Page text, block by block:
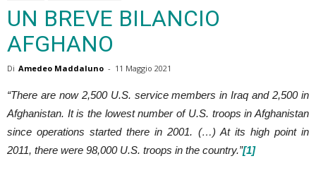
UN BREVE BILANCIO
AFGHANO
Di Amedeo Maddaluno - 11 Maggio 2021
“There are now 2,500 U.S. service members in Iraq and 2,500 in
Afghanistan. It is the lowest number of U.S. troops in Afghanistan
since operations started there in 2001. (…) At its high point in
2011, there were 98,000 U.S. troops in the country.”[1]